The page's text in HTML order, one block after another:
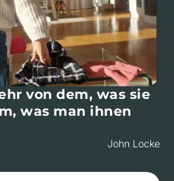
von dem, was sie
was man ihnen
John Locke